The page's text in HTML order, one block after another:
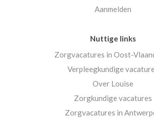
Aanmelden
Nuttige links
Zorgvacatures in Oost-
Verpleegkundige
Over Louise
Zorgkundige vacatures
Zorgvacatures in